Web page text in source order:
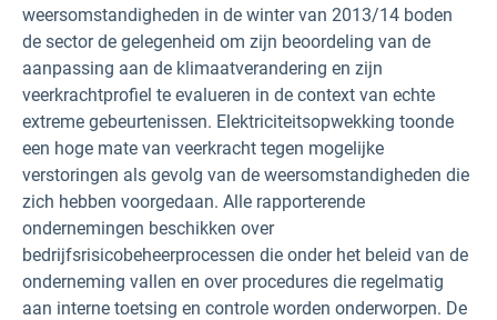
weersomstandigheden in de winter van 2013/14 boden
de sector de gelegenheid om zijn beoordeling van de
aanpassing aan de klimaatverandering en zijn
veerkrachtprofiel te evalueren in de context van echte
extreme gebeurtenissen. Elektriciteitsopwekking toonde
een hoge mate van veerkracht tegen mogelijke
verstoringen als gevolg van de weersomstandigheden die
zich hebben voorgedaan. Alle rapporterende
ondernemingen beschikken over
bedrijfsrisicobeheerprocessen die onder het beleid van de
onderneming vallen en over procedures die regelmatig
aan interne toetsing en controle worden onderworpen. De